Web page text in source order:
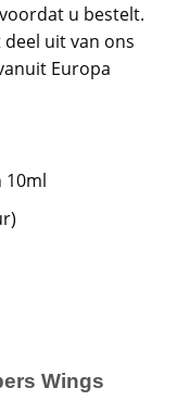
u bestelt.
uit van ons
Europa
10ml
Wings